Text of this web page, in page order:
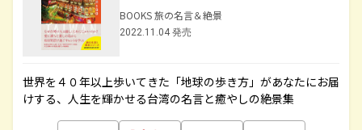
BOOKS 旅の名言＆絶景
2022.11.04 発売
世界を４０年以上歩いてきた「地球の歩き方」があなたにお届
けする、人生を輝かせる台湾の名言と癒やしの絶景集